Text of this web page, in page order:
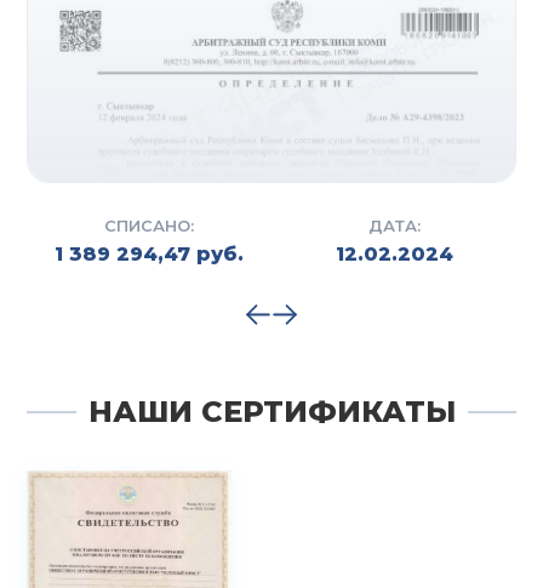
СПИСАНО:
1 389 294,47 руб.
ДАТА:
12.02.2024
НАШИ СЕРТИФИКАТЫ